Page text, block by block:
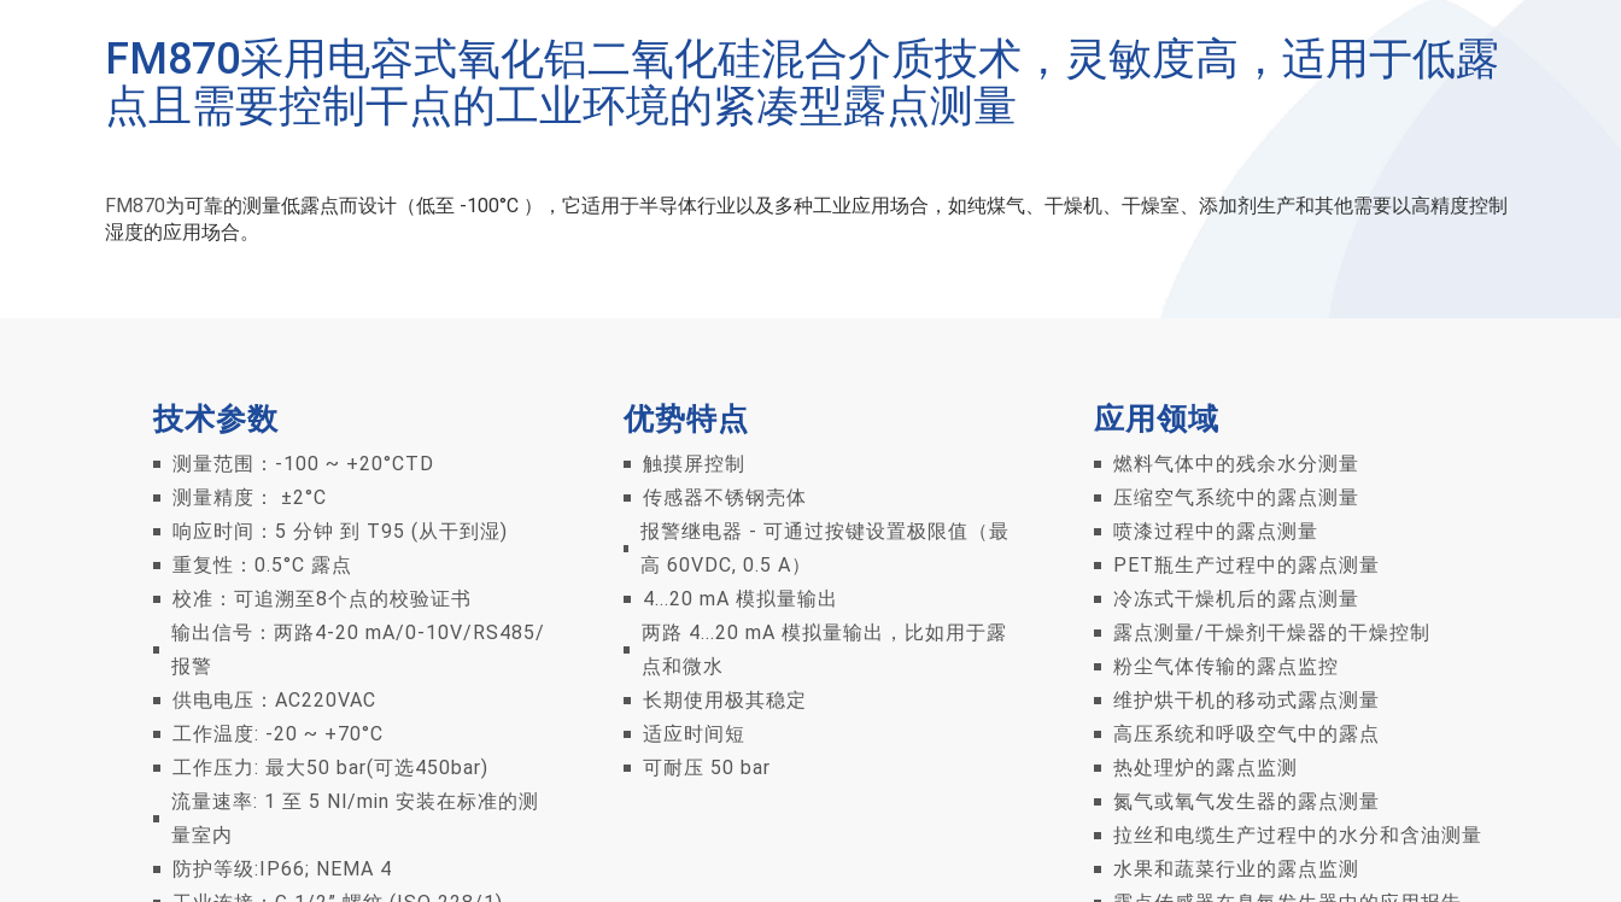
FM870采用电容式氧化铝二氧化硅混合介质技术，灵敏度高，适用于低露
点且需要控制干点的工业环境的紧凑型露点测量
FM870为可靠的测量低露点而设计（低至 -100°C ），它适用于半导体行业以及多种工业应用场合，如纯煤气、干燥机、干燥室、添加剂生产和其他需要以高精度控制
湿度的应用场合。
技术参数
测量范围：-100 ~ +20°CTD
测量精度： ±2°C
响应时间：5 分钟 到 T95 (从干到湿)
重复性：0.5°C 露点
校准：可追溯至8个点的校验证书
输出信号：两路4-20 mA/0-10V/RS485/
报警
供电电压：AC220VAC
工作温度: -20 ~ +70°C
工作压力: 最大50 bar(可选450bar)
流量速率: 1 至 5 Nl/min 安装在标准的测
量室内
防护等级:IP66; NEMA 4
优势特点
触摸屏控制
传感器不锈钢壳体
报警继电器 - 可通过按键设置极限值（最
高 60VDC, 0.5 A）
4...20 mA 模拟量输出
两路 4...20 mA 模拟量输出，比如用于露
点和微水
长期使用极其稳定
适应时间短
可耐压 50 bar
应用领域
燃料气体中的残余水分测量
压缩空气系统中的露点测量
喷漆过程中的露点测量
PET瓶生产过程中的露点测量
冷冻式干燥机后的露点测量
露点测量/干燥剂干燥器的干燥控制
粉尘气体传输的露点监控
维护烘干机的移动式露点测量
高压系统和呼吸空气中的露点
热处理炉的露点监测
氮气或氧气发生器的露点测量
拉丝和电缆生产过程中的水分和含油测量
水果和蔬菜行业的露点监测